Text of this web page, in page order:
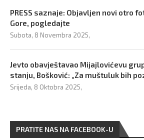
PRESS saznaje: Objavljen novi otro
Gore, pogledajte
Subota, 8 Novembra 2025,
Jevto obavještavao Mijajlovićevu
stanju, Bošković: „Za muštuluk bih
Srijeda, 8 Oktobra 2025,
PRATITE NAS NA FACEBOOK-U